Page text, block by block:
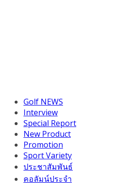
Golf NEWS
Interview
Special Report
New Product
Promotion
Sport Variety
ประชาสัมพันธ์
คอลัมน์ประจำ